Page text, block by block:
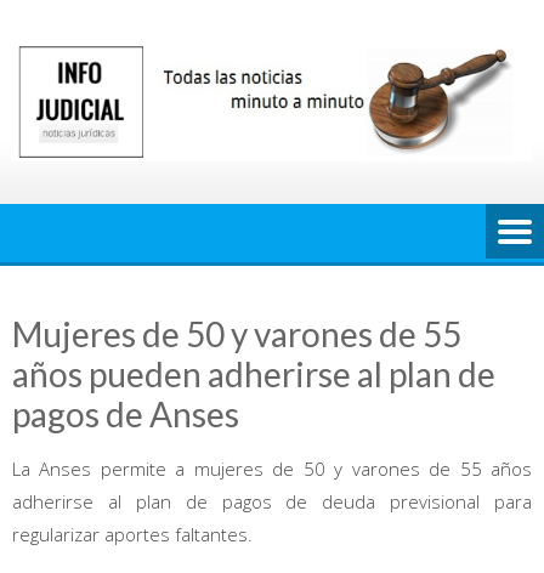
contenido
Mujeres de 50 y varones de 55
años pueden adherirse al plan de
pagos de Anses
La Anses permite a mujeres de 50 y varones de 55 años
adherirse al plan de pagos de deuda previsional para
regularizar aportes faltantes.